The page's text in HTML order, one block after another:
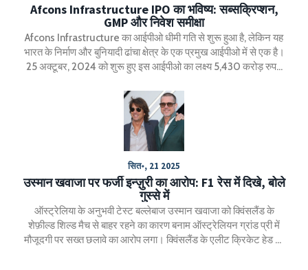
Afcons Infrastructure IPO का भविष्य: सब्सक्रिप्शन,
GMP और निवेश समीक्षा
Afcons Infrastructure का आईपीओ धीमी गति से शुरू हुआ है, लेकिन यह
भारत के निर्माण और बुनियादी ढांचा क्षेत्र के एक प्रमुख आईपीओ में से एक है।
25 अक्टूबर, 2024 को शुरू हुए इस आईपीओ का लक्ष्य 5,430 करोड़ रुपये
के ऑफर फॉर सेल शामिल हैं। इसका मूल्य बैंड 440 से 463 रुपये प्रति शेयर
है। निवेशक इसे 29 अक्टूबर तक सब्सक्राइब कर सकते हैं।
सित॰, 21 2025
उस्मान खवाजा पर फर्जी इन्ज़ुरी का आरोप: F1 रेस में दिखे, बोले
गुस्से में
ऑस्ट्रेलिया के अनुभवी टेस्ट बल्लेबाज उस्मान खवाजा को क्विंसलैंड के
शेफ़ील्ड शिल्ड मैच से बाहर रहने का कारण बनाम ऑस्ट्रेलियन ग्रांड प्री में
मौजूदगी पर सख्त छलावे का आरोप लगा। क्विंसलैंड के एलीट क्रिकेट हेड जो